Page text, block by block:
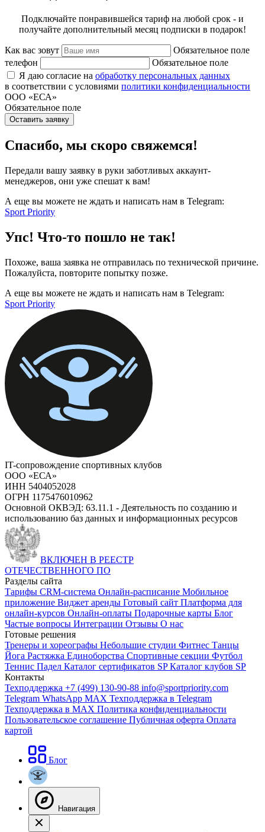
Подключайте понравившейся тариф на любой срок - и
получайте дополнительный месяц подписки в подарок!
Как вас зовут
Обязательное поле
телефон
Обязательное поле
Я даю согласие на обработку персональных данных
в соответствии с условиями политики конфиденциальности
ООО «ЕСА»
Обязательное поле
Оставить заявку
Спасибо, мы скоро свяжемся!
Передали вашу заявку в руки заботливых аккаунт-
менеджеров, они уже спешат к вам!
А еще вы можете не ждать и написать нам в Telegram:
Sport Priority
Упс! Что-то пошло не так!
Похоже, ваша заявка не отправилась по технической причине.
Пожалуйста, повторите попытку позже.
А еще вы можете не ждать и написать нам в Telegram:
Sport Priority
IT-сопровождение спортивных клубов
ООО «ЕСА»
ИНН 5404052028
ОГРН 1175476010962
Основной ОКВЭД: 63.11.1 - Деятельность по созданию и
использованию баз данных и информационных ресурсов
ВКЛЮЧЕН В РЕЕСТР
ОТЕЧЕСТВЕННОГО ПО
Разделы сайта
Тарифы CRM-система Онлайн-расписание Мобильное
приложение Виджет аренды Готовый сайт Платформа для
онлайн-курсов Онлайн-оплаты Подарочные карты Блог
Частые вопросы Интеграции Отзывы О нас
Готовые решения
Тренеры и хореографы Небольшие студии Фитнес Танцы
Йога Растяжка Единоборства Спортивные секции Футбол
Теннис Падел Каталог сертификатов SPКаталог клубов SP
Контакты
Техподдержка +7 (499) 130-90-88 info@sportpriority.com
Telegram WhatsApp MAX Техподдержка в Telegram
Техподдержка в MAX Политика конфиденциальности
Пользовательское соглашение Публичная оферта Оплата
картой
Блог
Навигация